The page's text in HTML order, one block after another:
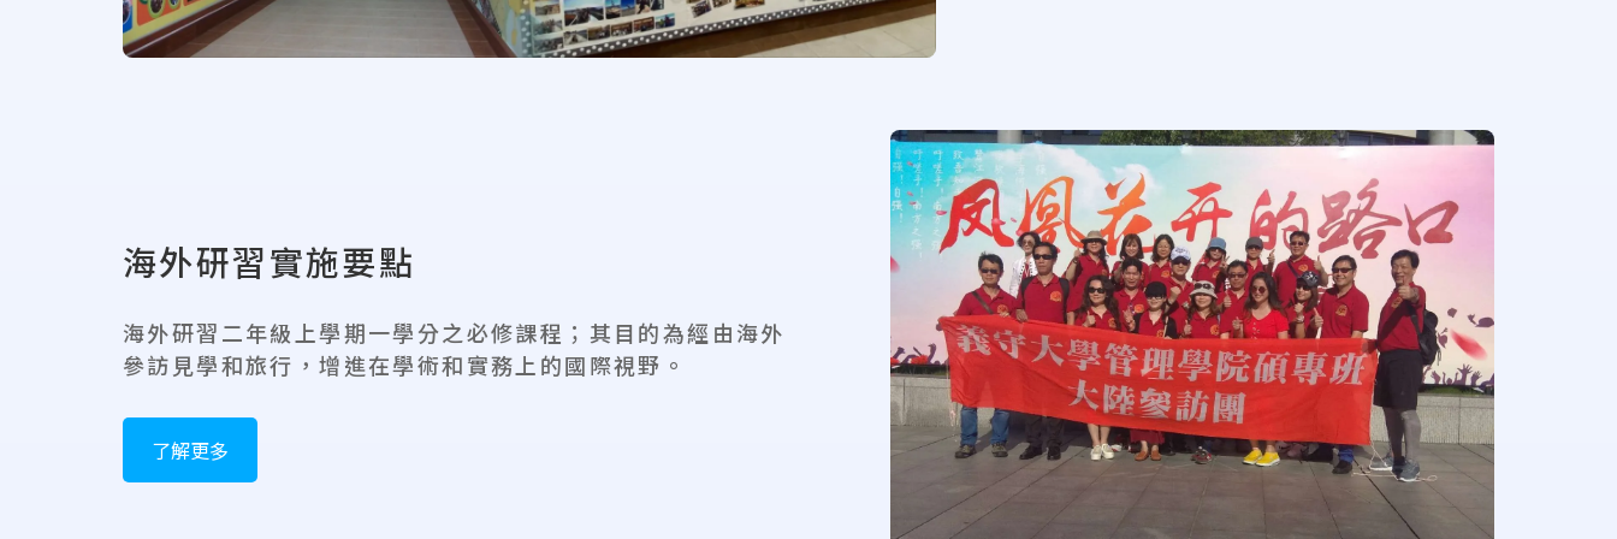
海外研習實施要點
海外研習二年級上學期一學分之必修課程；其目的為經由海外
參訪見學和旅行，增進在學術和實務上的國際視野。
了解更多